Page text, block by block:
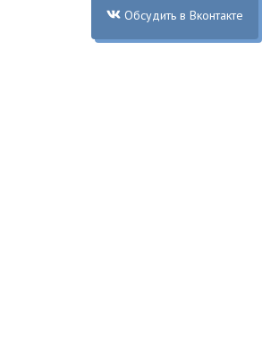
Обсудить в Вконтакте